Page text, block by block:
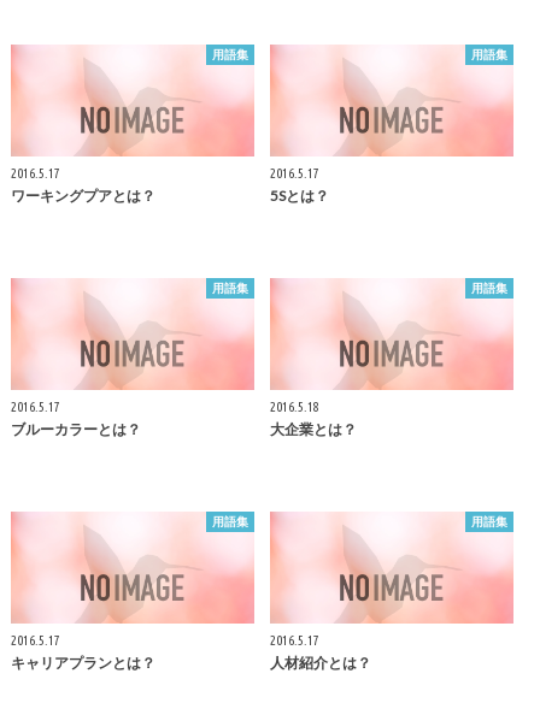
用語集
2016.5.17
ワーキングプアとは？
用語集
2016.5.17
5Sとは？
用語集
2016.5.17
ブルーカラーとは？
用語集
2016.5.18
大企業とは？
用語集
2016.5.17
キャリアプランとは？
用語集
2016.5.17
人材紹介とは？